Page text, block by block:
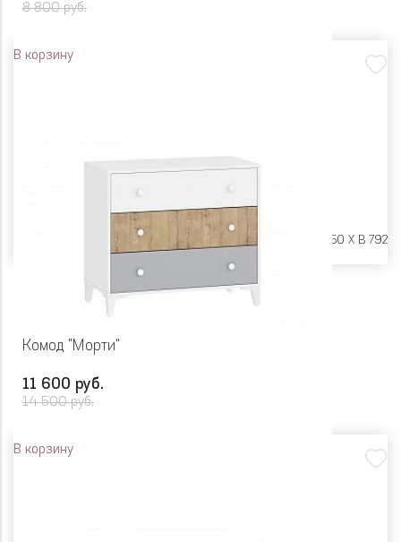
8 800 руб.
В корзину
Ш 700 X Г 350 X В 792
Комод "Морти"
11 600 руб.
14 500 руб.
В корзину